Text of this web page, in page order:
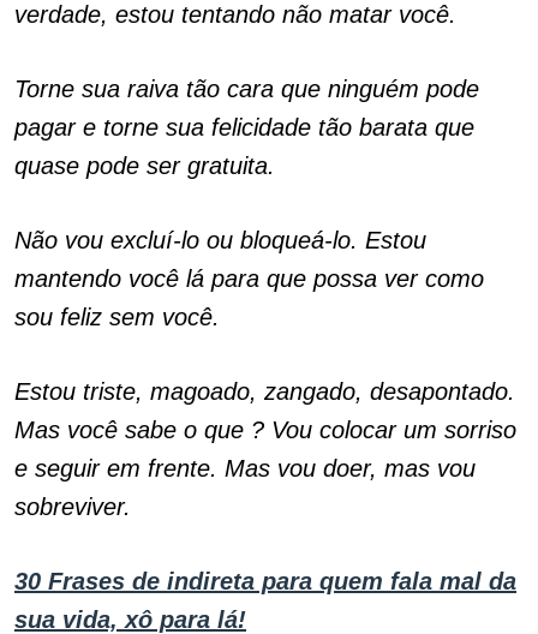
verdade, estou tentando não matar você.
Torne sua raiva tão cara que ninguém pode
pagar e torne sua felicidade tão barata que
quase pode ser gratuita.
Não vou excluí-lo ou bloqueá-lo. Estou
mantendo você lá para que possa ver como
sou feliz sem você.
Estou triste, magoado, zangado, desapontado.
Mas você sabe o que ? Vou colocar um sorriso
e seguir em frente. Mas vou doer, mas vou
sobreviver.
30 Frases de indireta para quem fala mal da
sua vida, xô para lá!